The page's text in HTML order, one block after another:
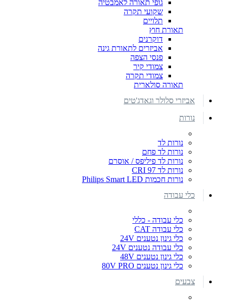
גופי תאורה לאמבטיה
שקועי תקרה
תלויים
תאורת חוץ
דוקרנים
אביזרים לתאורת גינה
פנסי הצפה
צמודי קיר
צמודי תקרה
תאורה סולארית
אביזרי סלולר וגאדג'טים
נורות
נורות לד
נורות לד פחם
נורות לד פיליפס / אוסרם
נורות לד CRI 97
נורות חכמות Philips Smart LED
כלי עבודה
כלי עבודה - כללי
כלי עבודה CAT
כלי גינון נטענים 24V
כלי עבודה נטענים 24V
כלי גינון נטענים 48V
כלי גינון נטענים 80V PRO
צבעים